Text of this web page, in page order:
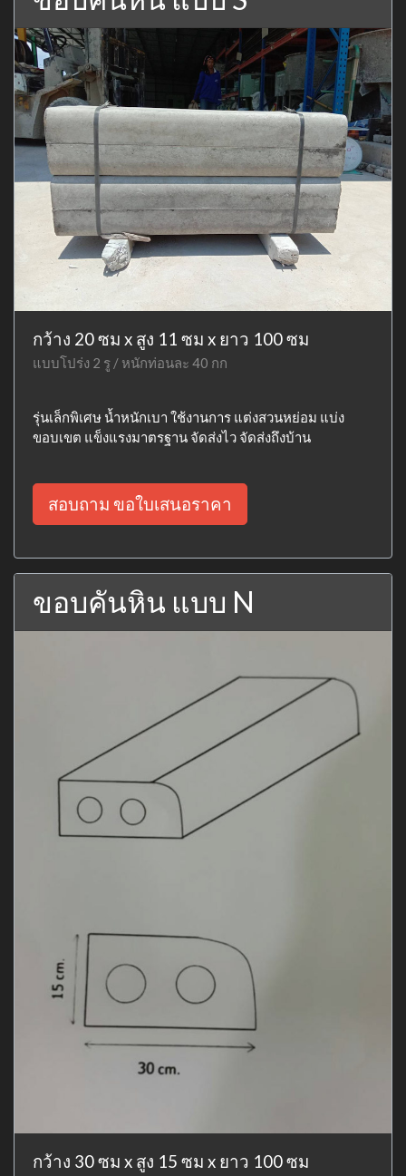
กว้าง 20 ซม x สูง 11 ซม x ยาว 100 ซม
แบบโปร่ง 2 รู / หนักท่อนละ 40 กก
รุ่นเล็กพิเศษ น้ำหนักเบา ใช้งานการ แต่งสวนหย่อม แบ่ง
ขอบเขต แข็งแรงมาตรฐาน จัดส่งไว จัดส่งถึงบ้าน
สอบถาม ขอใบเสนอราคา
ขอบคันหิน แบบ N
กว้าง 30 ซม x สูง 15 ซม x ยาว 100 ซม